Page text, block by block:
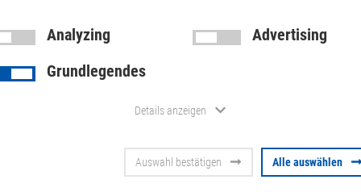
inch
from 15 inch
Analyzing
Advertising
Grundlegendes
Details anzeigen
Auswahl bestätigen Alle auswählen